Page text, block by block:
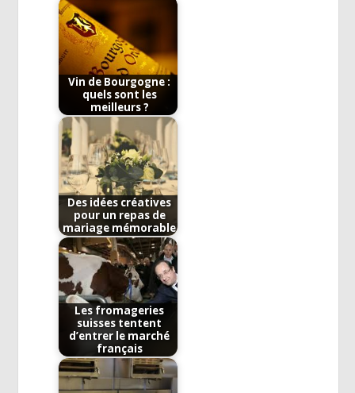
Vin de Bourgogne :
quels sont les
meilleurs ?
Des idées créatives
pour un repas de
mariage mémorable
Les fromageries
suisses tentent
d’entrer le marché
français